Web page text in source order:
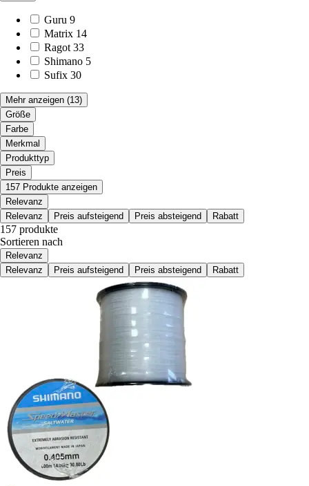
Guru 9
Matrix 14
Ragot 33
Shimano 5
Sufix 30
Mehr anzeigen (13)
Größe
Farbe
Merkmal
Produkttyp
Preis
157 Produkte anzeigen
Relevanz
Relevanz
Preis aufsteigend Preis absteigend Rabatt
157 produkte
Sortieren nach
Relevanz
Relevanz
Preis aufsteigend Preis absteigend Rabatt